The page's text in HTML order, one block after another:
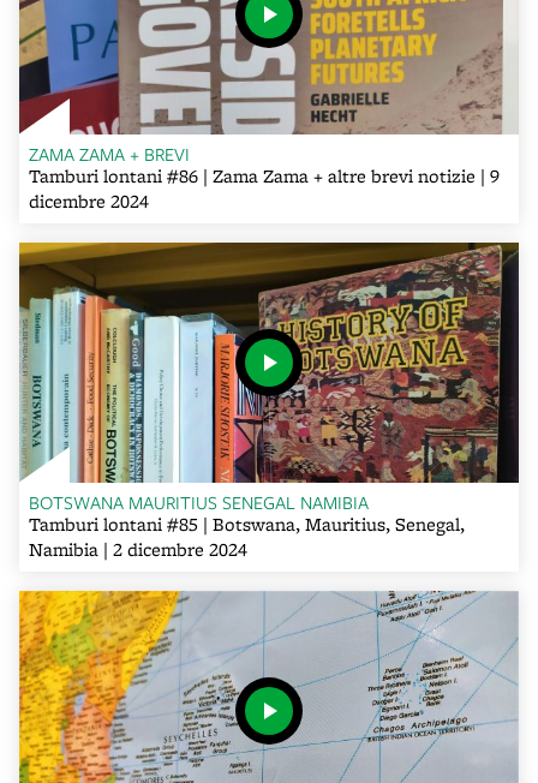
ZAMA ZAMA + BREVI
Tamburi lontani #86 | Zama Zama + altre brevi notizie | 9
dicembre 2024
BOTSWANA MAURITIUS SENEGAL NAMIBIA
Tamburi lontani #85 | Botswana, Mauritius, Senegal,
Namibia | 2 dicembre 2024